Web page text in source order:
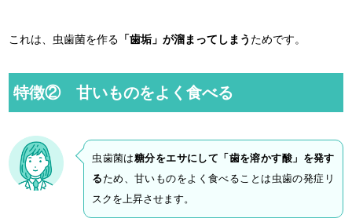
これは、虫歯菌を作る 「歯垢」が溜まってしまう ためです。
特徴② 甘いものをよく食べる
虫歯菌は糖分をエサにして「歯を溶かす酸」を発す
る ため、甘いものをよく食べることは虫歯の発症リ
スクを上昇させます。